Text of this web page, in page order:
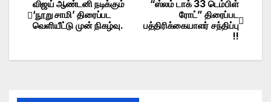
Post
navigation
“ஸ்லம் டாக் 33 டெம்பிள்
ரோட்” திரைப்பட
பத்திரிக்கையாளர் சந்திப்பு
!!
விஜய் ஆண்டனி நடிக்கும்
‘நூறு சாமி’ திரைப்பட
வெளியீட்டு முன் நிகழ்வு.